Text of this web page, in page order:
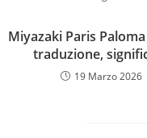
Miyazaki Paris
traduzione,
19 Marzo 2026